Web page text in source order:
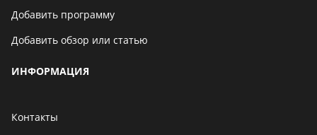
Добавить программу
Добавить обзор или статью
ИНФОРМАЦИЯ
Контакты